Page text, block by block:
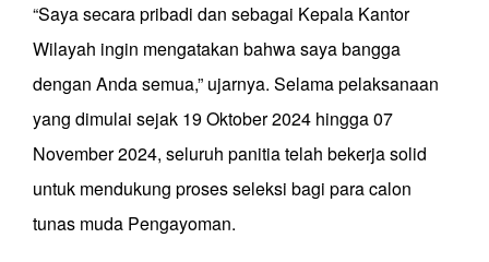
“Saya secara pribadi dan sebagai Kepala Kantor
Wilayah ingin mengatakan bahwa saya bangga
dengan Anda semua,” ujarnya. Selama pelaksanaan
yang dimulai sejak 19 Oktober 2024 hingga 07
November 2024, seluruh panitia telah bekerja solid
untuk mendukung proses seleksi bagi para calon
tunas muda Pengayoman.